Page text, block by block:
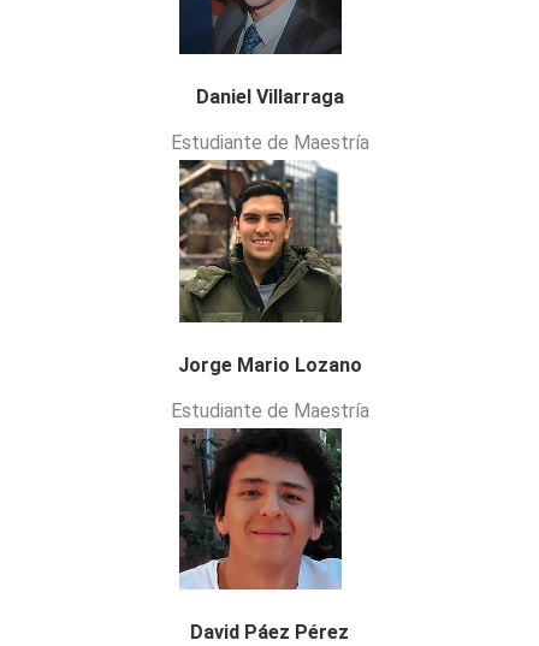
Daniel Villarraga
Estudiante de Maestría
Jorge Mario Lozano
Estudiante de Maestría
David Páez Pérez